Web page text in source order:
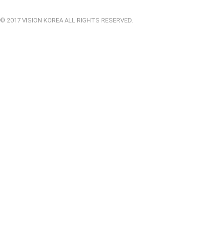
© 2017 VISION KOREA ALL RIGHTS RESERVED.